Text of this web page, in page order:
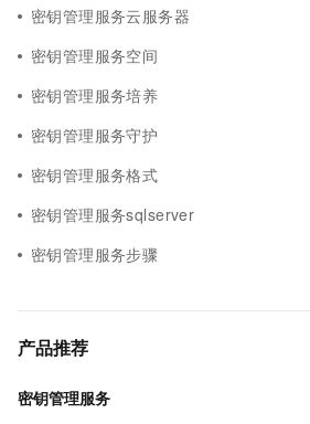
密钥管理服务云服务器
密钥管理服务空间
密钥管理服务培养
密钥管理服务守护
密钥管理服务格式
密钥管理服务sqlserver
密钥管理服务步骤
产品推荐
密钥管理服务